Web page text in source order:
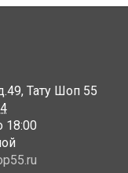
, Тату Шоп 55
18:00